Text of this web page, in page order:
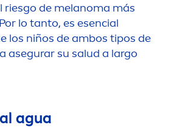
riesgo de melanoma más
lo tanto, es esencial
los niños de ambos tipos de
asegurar su salud a largo
agua